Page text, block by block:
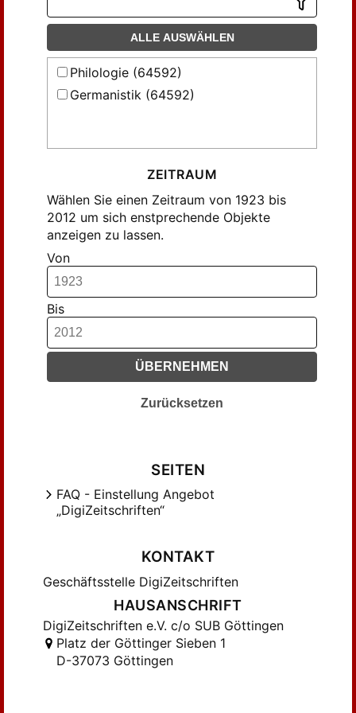
Fromm, Hans (219)
Frühwald, Wolfgang (134)
Gennrich, Friedrich (95)
Glockner, Hermann (207)
Goldammer, Kurt (140)
Greber, Erika (78)
Gundolf, Friedrich (114)
Hain, Mathilde (98)
Harth, Dietrich (93)
Haug, Walter (183)
Henel, Heinrich (99)
Hermand, Jost (139)
Heselhaus, Clemens (101)
Hoffmeister, Johannes (114)
Koch, Franz (115)
Köhn, Lothar (307)
Lehnert, Herbert (176)
Link, Franz H. (137)
Martini, Fritz (257)
Menke, Bettine (90)
ALLE AUSWÄHLEN
Philologie (64592)
Germanistik (64592)
ZEITRAUM
Wählen Sie einen Zeitraum von 1923 bis
2012 um sich enstprechende Objekte
anzeigen zu lassen.
Von
Bis
ÜBERNEHMEN
Zurücksetzen
SEITEN
FAQ - Einstellung Angebot
„DigiZeitschriften“
KONTAKT
Geschäftsstelle DigiZeitschriften
HAUSANSCHRIFT
DigiZeitschriften e.V. c/o SUB Göttingen
Platz der Göttinger Sieben 1
D-37073 Göttingen